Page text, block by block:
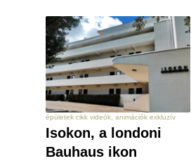
épületek cikk videók, animációk exkluzív
Isokon, a londoni
Bauhaus ikon